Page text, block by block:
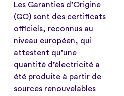
Les Garanties d’Origine
(GO) sont des certificats
officiels, reconnus au
niveau européen, qui
attestent qu’une
quantité d’électricité a
été produite à partir de
sources renouvelables